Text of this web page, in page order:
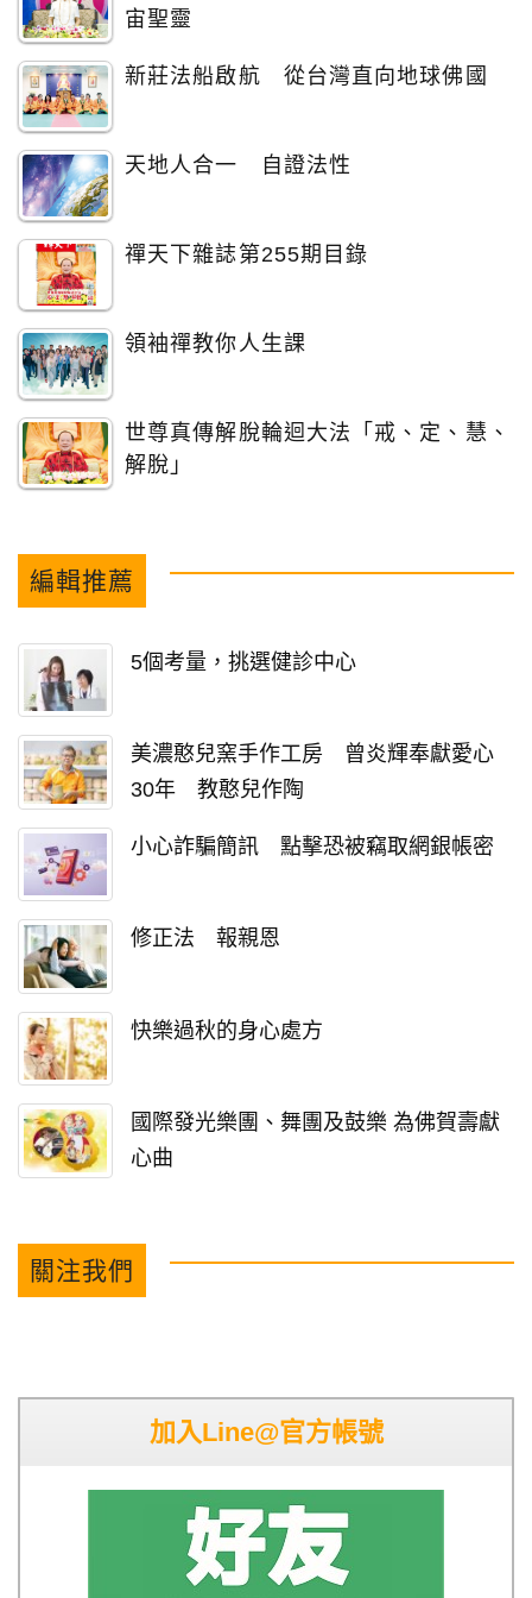
宙聖靈
新莊法船啟航 從台灣直向地球佛國
天地人合一 自證法性
禪天下雜誌第255期目錄
領袖禪教你人生課
世尊真傳解脫輪迴大法「戒、定、慧、
解脫」
編輯推薦
5個考量，挑選健診中心
美濃憨兒窯手作工房 曾炎輝奉獻愛心
30年 教憨兒作陶
小心詐騙簡訊 點擊恐被竊取網銀帳密
修正法 報親恩
快樂過秋的身心處方
國際發光樂團、舞團及鼓樂 為佛賀壽獻
心曲
關注我們
加入Line@官方帳號